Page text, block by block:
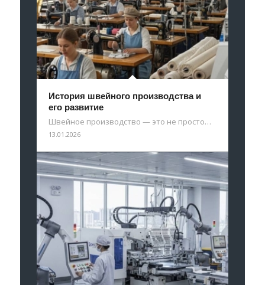
История швейного производства и
его развитие
Швейное производство — это не просто…
13.01.2026